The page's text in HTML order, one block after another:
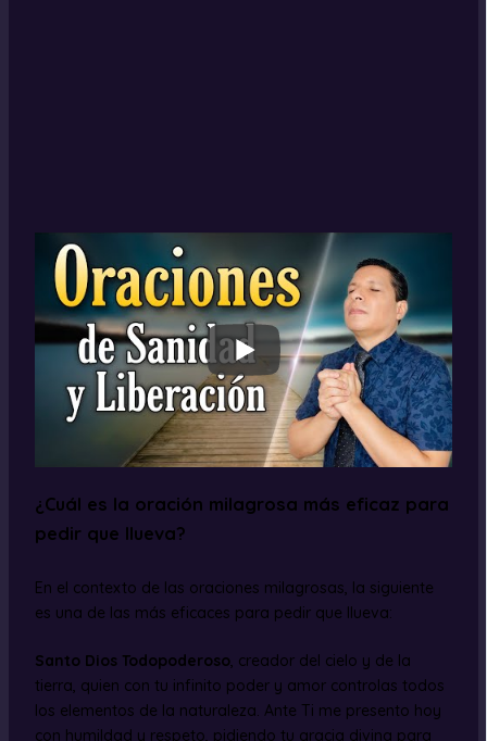
¿Cuál es la oración milagrosa más eficaz para
pedir que llueva?
En el contexto de las oraciones milagrosas, la siguiente
es una de las más eficaces para pedir que llueva:
Santo Dios Todopoderoso, creador del cielo y de la
tierra, quien con tu infinito poder y amor controlas todos
los elementos de la naturaleza. Ante Ti me presento hoy
con humildad y respeto, pidiendo tu gracia divina para